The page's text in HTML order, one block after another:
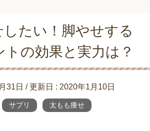
たい！脚やせする
の効果と実力は？
31日 / 更新日 : 2020年1月10日
サプリ 太もも痩せ